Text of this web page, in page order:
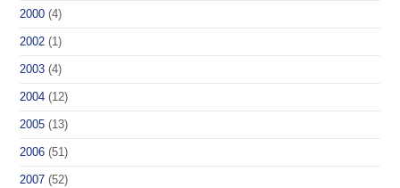
2000 (4)
2002 (1)
2003 (4)
2004 (12)
2005 (13)
2006 (51)
2007 (52)